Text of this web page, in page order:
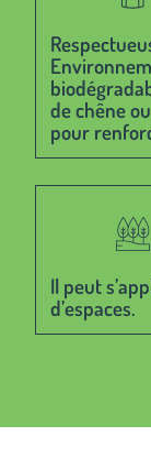
de chêne
pour
Il peut
d’espaces.